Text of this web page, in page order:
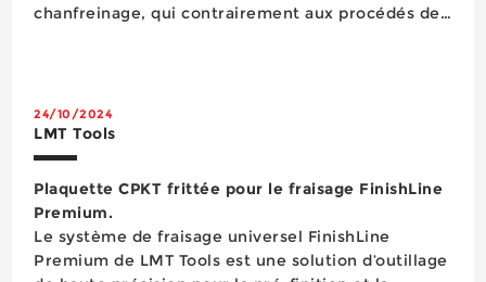
chanfreinage, qui contrairement aux procédés de
24/10/2024
LMT Tools
Plaquette CPKT frittée pour le fraisage FinishLine
Premium.
Le système de fraisage universel FinishLine
Premium de LMT Tools est une solution d’outillage